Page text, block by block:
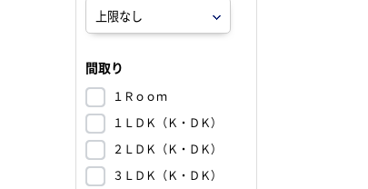
間取り
１Ｒｏｏｍ
１ＬＤＫ（Ｋ・ＤＫ）
２ＬＤＫ（Ｋ・ＤＫ）
３ＬＤＫ（Ｋ・ＤＫ）